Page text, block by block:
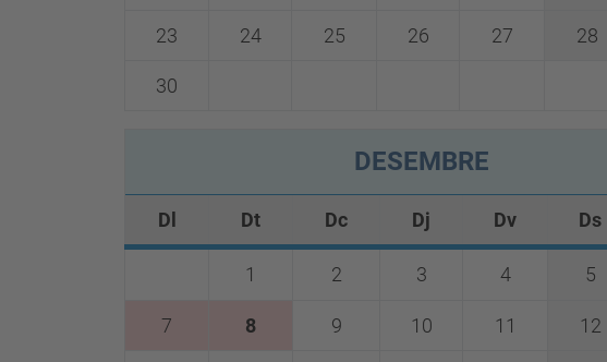
23 24 25 26 27 28
30
DESEMBRE
Dl Dt Dc Dj Dv Ds
1 2 3 4 5
7 8 9 10 11 12